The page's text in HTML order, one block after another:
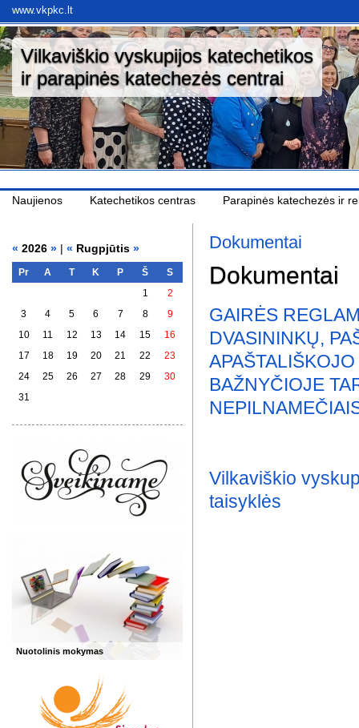
www.vkpkc.lt
Vilkaviškio vyskupijos katechetikos
ir parapinės katechezės centrai
Naujienos Katechetikos centras Parapinės katechezės ir
« 2026 » | « Rugpjūtis »
Pr A T K P Š
S
1
2
3
4 5 6 7 8
9
10
11 12 13 14 15
16
17
18 19 20 21 22
23
24
25 26 27 28 29
30
31
Nuotolinis mokymas
Dokumentai
Dokumentai
GAIRĖS
DVASININKŲ,
BAŽNYČIOJE
Vilkaviškio
taisyklės